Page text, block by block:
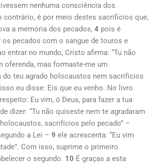
nenhuma consciência dos
contrário, é por meio destes sacrifícios que,
a memória dos pecados, 4 pois é
pecados com o sangue de touros e
entrar no mundo, Cristo afirma: “Tu não
oferenda, mas formaste-me um
do teu agrado holocaustos nem sacrifícios
eu disse: Eis que eu venho. No livro
Eu vim, ó Deus, para fazer a tua
dizer: “Tu não quiseste nem te agradaram
sacrifícios pelo pecado” –
a Lei – 9 ele acrescenta: “Eu vim
Com isso, suprime o primeiro
o segundo. 10 É graças a esta